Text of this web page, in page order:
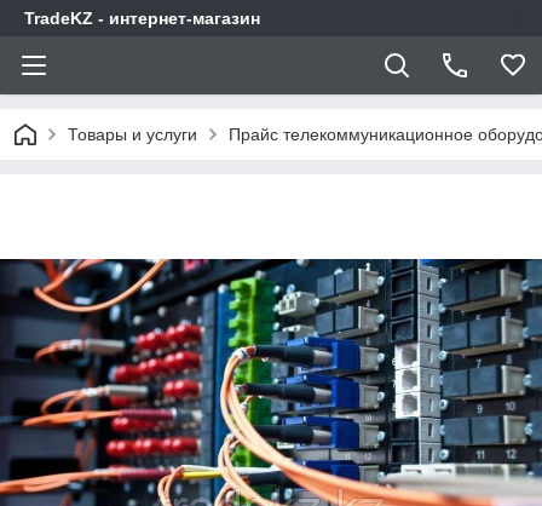
TradeKZ - интернет-магазин
Товары и услуги Прайс телекоммуникационное